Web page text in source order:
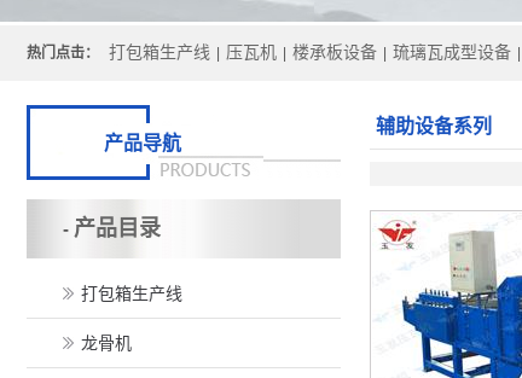
热门点击： 打包箱生产线 压瓦机 楼承板设备 琉璃瓦成型设备
辅助设备系列
产品导航
- 产品目录
打包箱生产线
龙骨机